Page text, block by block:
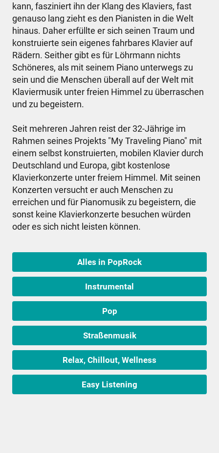
kann, fasziniert ihn der Klang des Klaviers, fast
genauso lang zieht es den Pianisten in die Welt
hinaus. Daher erfüllte er sich seinen Traum und
konstruierte sein eigenes fahrbares Klavier auf
Rädern. Seither gibt es für Löhrmann nichts
Schöneres, als mit seinem Piano unterwegs zu
sein und die Menschen überall auf der Welt mit
Klaviermusik unter freien Himmel zu überraschen
und zu begeistern.
Seit mehreren Jahren reist der 32-Jährige im
Rahmen seines Projekts "My Traveling Piano" mit
einem selbst konstruierten, mobilen Klavier durch
Deutschland und Europa, gibt kostenlose
Klavierkonzerte unter freiem Himmel. Mit seinen
Konzerten versucht er auch Menschen zu
erreichen und für Pianomusik zu begeistern, die
sonst keine Klavierkonzerte besuchen würden
oder es sich nicht leisten können.
Alles in PopRock
Instrumental
Pop
Straßenmusik
Relax, Chillout, Wellness
Easy Listening